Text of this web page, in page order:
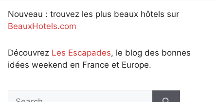
Nouveau : trouvez les plus beaux hôtels sur
BeauxHotels.com
Découvrez Les Escapades, le blog des bonnes
idées weekend en France et Europe.